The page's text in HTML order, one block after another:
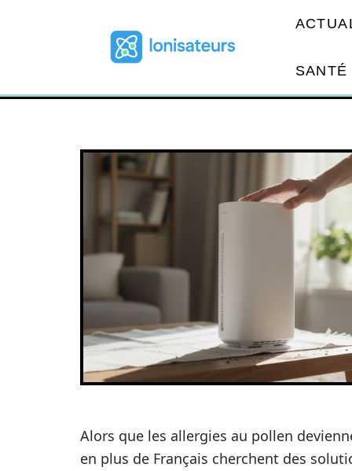
SANTÉ
Alors que les allergies au pollen
en plus de Français cherchent des